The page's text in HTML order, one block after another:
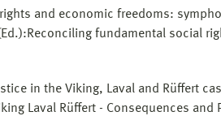
rights and economic freedoms:
Reconciling fundamental social
in the Viking, Laval and Rüffert
Laval Rüffert - Consequences and